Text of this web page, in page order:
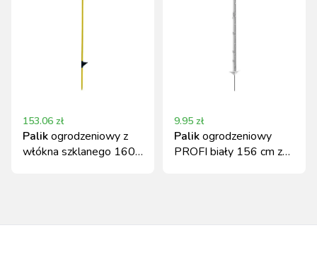
153.06 zł
Palikogrodzeniowy z
włókna szklanego 160
9.95 zł
Palikogrodzeniowy
PROFI biały 156 cm z